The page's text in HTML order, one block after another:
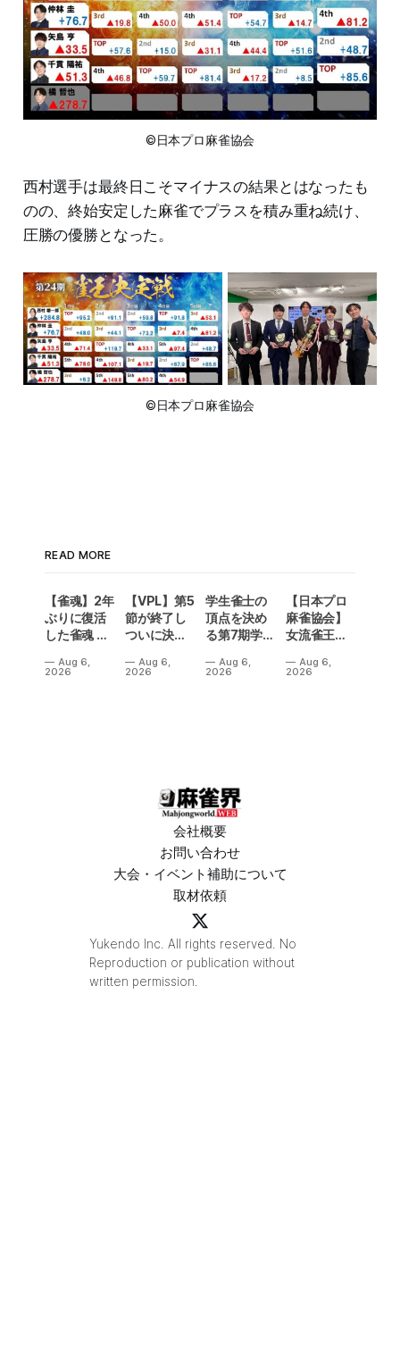
©日本プロ麻雀協会
西村選手は最終日こそマイナスの結果とはなったも
のの、終始安定した麻雀でプラスを積み重ね続け、
圧勝の優勝となった。
©日本プロ麻雀協会
READ MORE
【雀魂】2年
ぶりに復活
した雀魂 企
予選出場企
Aug 6,
2026
【VPL】第5
節が終了し
ついに決勝
決定！Bリ
Aug 6,
2026
学生雀士の
頂点を決め
る第7期学生
場は3人麻雀
Aug 6,
2026
【日本プロ
麻雀協会】
女流雀王戦
節は、3トッ
Aug 6,
2026
会社概要
お問い合わせ
大会・イベント補助について
取材依頼
Yukendo Inc. All rights reserved. No
Reproduction or publication without
written permission.